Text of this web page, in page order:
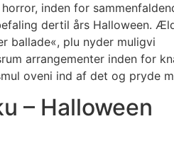
inden for
dertil års Halloween.
ballade«, plu nyder muligvi
arrangementer inden for
oveni ind af det og pryde
– Halloween